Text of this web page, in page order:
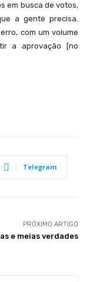
em busca de votos,
a gente precisa.
com um volume
a aprovação [no
Telegram
PRÓXIMO ARTIGO
e meias verdades